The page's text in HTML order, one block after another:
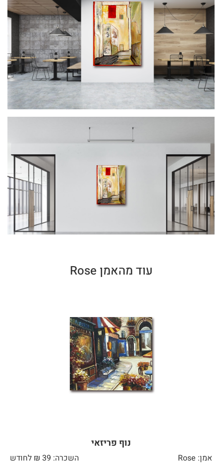
עוד מהאמן Rose
נוף פריזאי
אמן: Rose
השכרה: 39 ₪ לחודש